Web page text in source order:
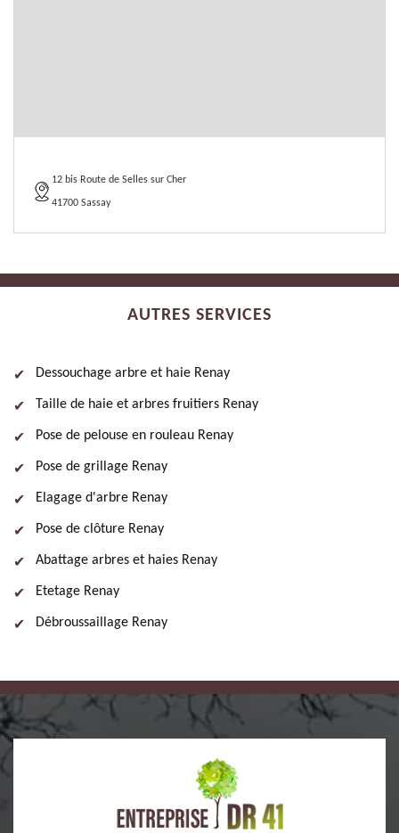
12 bis Route de Selles sur Cher
41700 Sassay
AUTRES SERVICES
Dessouchage arbre et haie Renay
Taille de haie et arbres fruitiers Renay
Pose de pelouse en rouleau Renay
Pose de grillage Renay
Elagage d'arbre Renay
Pose de clôture Renay
Abattage arbres et haies Renay
Etetage Renay
Débroussaillage Renay